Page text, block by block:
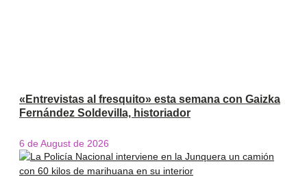
«Entrevistas al fresquito» esta semana con Gaizka
Fernández Soldevilla, historiador
6 de August de 2026